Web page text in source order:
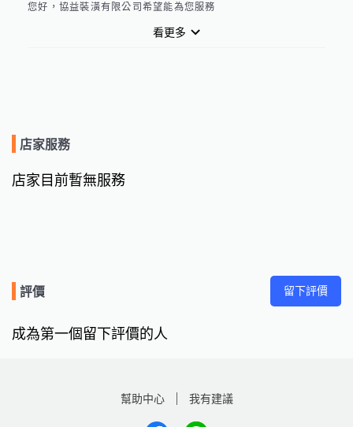
您好，協益裝潢有限公司希望能為您服務
看更多
店家服務
店家目前暫無服務
評價 留下評價
成為第一個留下評價的人
幫助中心 我有建議